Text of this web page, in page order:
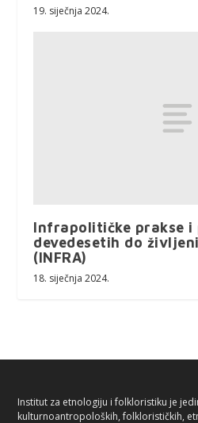
19. siječnja 2024.
Infrapolitičke prakse i
devedesetih do
(INFRA)
18. siječnja 2024.
Institut za etnologiju i folkloristiku je
kulturnoantropoloških, folklorističkih,